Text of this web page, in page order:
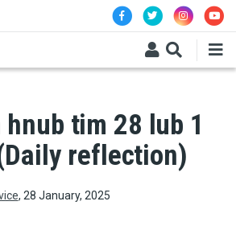
tim 28 lub 1
reflection)
, 28 January, 2025